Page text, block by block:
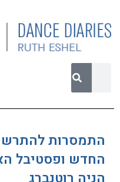
התמסרות